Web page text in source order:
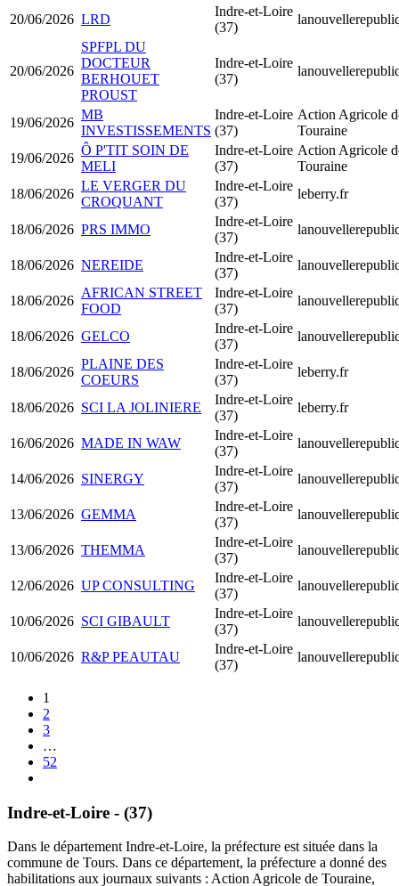
20/06/2026 LRD
Indre-et-Loire
(37)
20/06/2026
SPFPL DU
DOCTEUR
BERHOUET
PROUST
Indre-et-Loire
(37)
19/06/2026
MB
INVESTISSEMENTS
Indre-et-Loire
(37)
Action Agricole
Touraine
19/06/2026
Ô P'TIT SOIN DE
MELI
Indre-et-Loire
(37)
Action Agricole
Touraine
18/06/2026
LE VERGER DU
CROQUANT
Indre-et-Loire
(37)
leberry.fr
18/06/2026 PRS IMMO
Indre-et-Loire
(37)
18/06/2026 NEREIDE
Indre-et-Loire
(37)
18/06/2026
AFRICAN STREET
FOOD
Indre-et-Loire
(37)
18/06/2026 GELCO
Indre-et-Loire
(37)
18/06/2026
PLAINE DES
COEURS
Indre-et-Loire
(37)
leberry.fr
18/06/2026 SCI LA JOLINIERE
Indre-et-Loire
(37)
leberry.fr
16/06/2026 MADE IN WAW
Indre-et-Loire
(37)
14/06/2026 SINERGY
Indre-et-Loire
(37)
13/06/2026 GEMMA
Indre-et-Loire
(37)
13/06/2026 THEMMA
Indre-et-Loire
(37)
12/06/2026 UP CONSULTING
Indre-et-Loire
(37)
10/06/2026 SCI GIBAULT
Indre-et-Loire
(37)
10/06/2026 R&P PEAUTAU
Indre-et-Loire
(37)
1
2
3
…
52
Indre-et-Loire - (37)
Dans le département Indre-et-Loire, la préfecture est située dans la
commune de Tours. Dans ce département, la préfecture a donné des
habilitations aux journaux suivants : Action Agricole de Touraine,